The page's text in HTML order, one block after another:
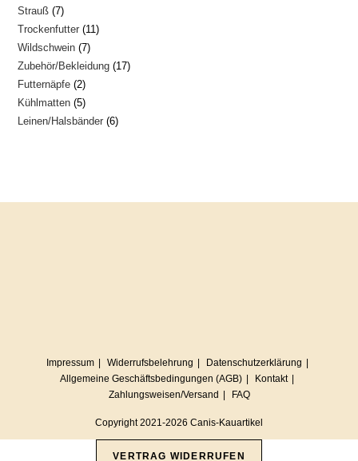
Produkt
Strauß 77
Produkte
Trockenfutter 1111
Wildschwein 77
Produkte
Zubehör/Bekleidung 1717
Futternäpfe 22
Produkte
Kühlmatten 55
Produkte
Leinen/Halsbänder 66
Impressum Widerrufsbelehrung
Datenschutzerklärung
Allgemeine Geschäftsbedingungen (AGB)
Kontakt
Zahlungsweisen/Versand
FAQ
Copyright 2021-2026 Canis-Kauartikel
VERTRAG WIDERRUFEN